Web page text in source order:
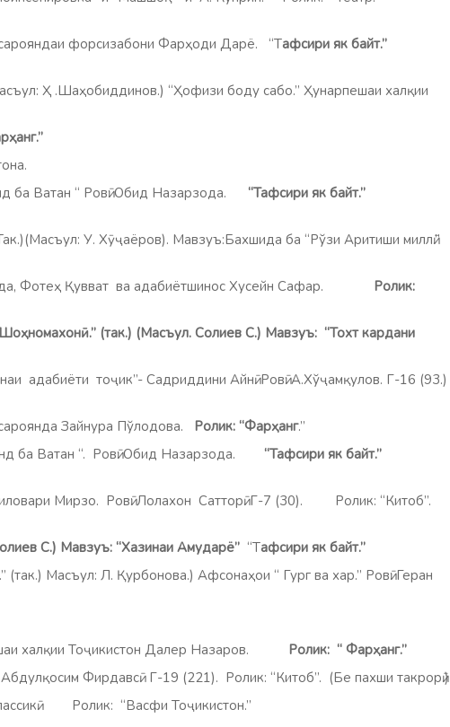
форсизабони Фарҳоди Дарё. “Тафсири як байт.”
.Шаҳобиддинов.) “Ҳофизи боду сабо.” Ҳунарпешаи халқии
“ Ровӣ: Обид Назарзода.
“Тафсири як байт.”
У. Хӯҷаёров). Мавзуъ:Бахшида ба “Рўзи Аритиши миллӣ.”
Қувват ва адабиётшинос Хусейн Сафар.
Ролик:
(так.) (Масъул. Солиев С.) Мавзуъ: “Тохт кардани
адабиёти тоҷик”- Садриддини Айнӣ. Ровӣ: А.Хўҷамқулов. Г-16 (93.)
Зайнура Пўлодова. Ролик: “Фарҳанг.”
“. Ровӣ: Обид Назарзода. “Тафсири як байт.”
Мирзо. Ровӣ: Лолахон Сатторӣ. Г-7 (30).
Ролик: “Китоб”.
С.) Мавзуъ: “Хазинаи Амударё” “Тафсири як байт.”
Масъул: Л. Қурбонова.) Афсонаҳои “ Гург ва хар.” Ровӣ: Геран
халқии Тоҷикистон Далер Назаров.
Ролик: “ Фарҳанг.”
Фирдавсӣ. Г-19 (221). Ролик: “Китоб”. (Бе пахши такрорӣ.)
Ролик: “Васфи Тоҷикистон.”